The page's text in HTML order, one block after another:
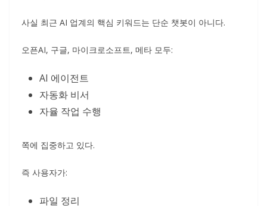
사실 최근 AI 업계의 핵심 키워드는 단순 챗봇이 아니다.
오픈AI, 구글, 마이크로소프트, 메타 모두:
AI 에이전트
자동화 비서
자율 작업 수행
쪽에 집중하고 있다.
즉 사용자가:
파일 정리